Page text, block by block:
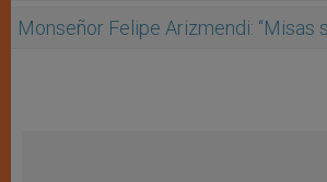
Monseñor Felipe Arizmendi: “Misas